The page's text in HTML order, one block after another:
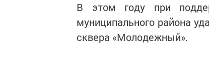
В этом году при
муниципального района
сквера «Молодежный».